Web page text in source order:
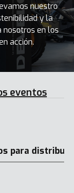
nuestro
y la
nosotros en los
acción.
eventos
para